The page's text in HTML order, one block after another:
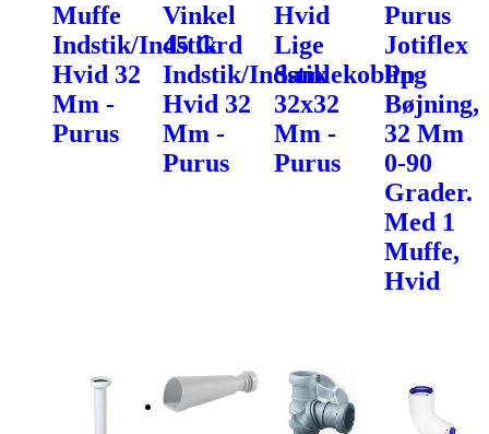
Muffe
Indstik/Indstik
Hvid 32
Mm -
Purus
Vinkel
45 Grd
Indstik/Indstik
Hvid 32
Mm -
Purus
Hvid
Lige
Samlekobling
32x32
Mm -
Purus
Purus
Jotiflex
Pp
Bøjning,
32 Mm
0-90
Grader.
Med 1
Muffe,
Hvid